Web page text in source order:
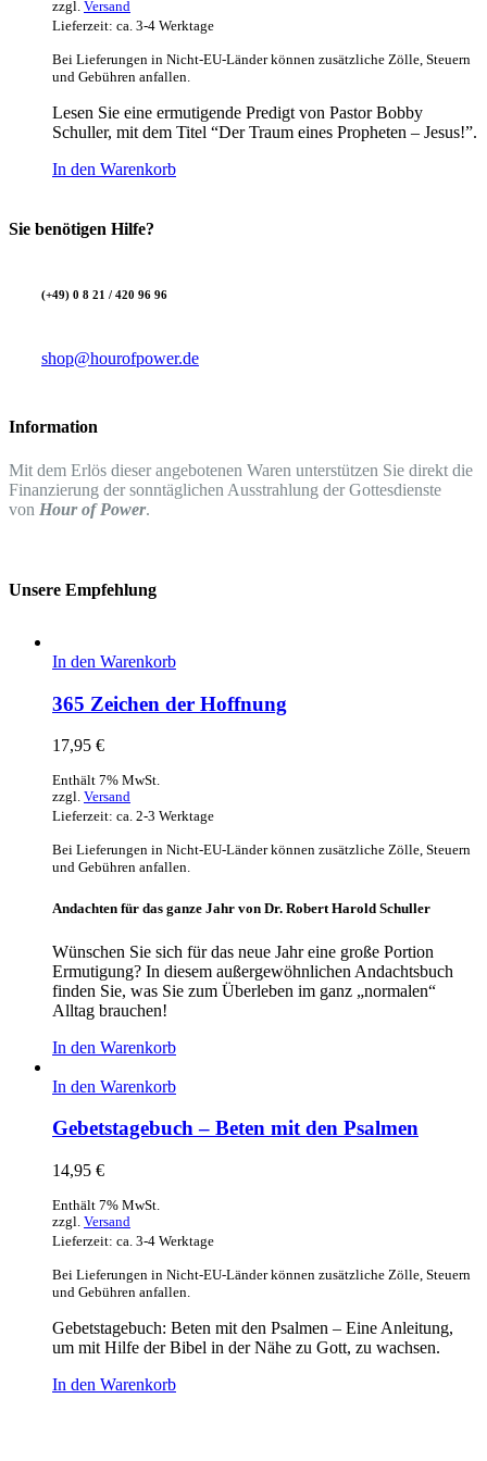
zzgl. Versand
Lieferzeit: ca. 3-4 Werktage
Bei Lieferungen in Nicht-EU-Länder können zusätzliche Zölle, Steuern
und Gebühren anfallen.
Lesen Sie eine ermutigende Predigt von Pastor Bobby
Schuller, mit dem Titel “Der Traum eines Propheten – Jesus!”.
In den Warenkorb
Sie benötigen Hilfe?
(+49) 0 8 21 / 420 96 96
shop@hourofpower.de
Information
Mit dem Erlös dieser angebotenen Waren unterstützen Sie direkt die
Finanzierung der sonntäglichen Ausstrahlung der Gottesdienste
von Hour of Power.
Unsere Empfehlung
In den Warenkorb
365 Zeichen der Hoffnung
17,95 €
Enthält 7% MwSt.
zzgl. Versand
Lieferzeit: ca. 2-3 Werktage
Bei Lieferungen in Nicht-EU-Länder können zusätzliche Zölle, Steuern
und Gebühren anfallen.
Andachten für das ganze Jahr von Dr. Robert Harold Schuller
Wünschen Sie sich für das neue Jahr eine große Portion
Ermutigung? In diesem außergewöhnlichen Andachtsbuch
finden Sie, was Sie zum Überleben im ganz „normalen“
Alltag brauchen!
In den Warenkorb
In den Warenkorb
Gebetstagebuch – Beten mit den Psalmen
14,95 €
Enthält 7% MwSt.
zzgl. Versand
Lieferzeit: ca. 3-4 Werktage
Bei Lieferungen in Nicht-EU-Länder können zusätzliche Zölle, Steuern
und Gebühren anfallen.
Gebetstagebuch: Beten mit den Psalmen – Eine Anleitung,
um mit Hilfe der Bibel in der Nähe zu Gott, zu wachsen.
In den Warenkorb